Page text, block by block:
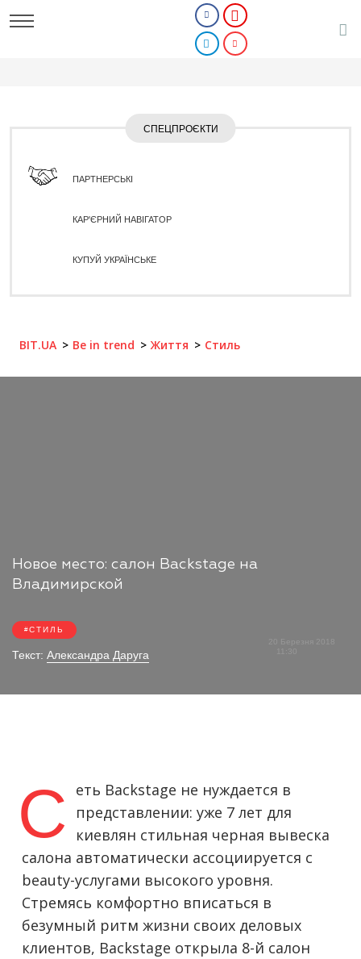
СПЕЦПРОЄКТИ
ПАРТНЕРСЬКІ
КАР'ЄРНИЙ НАВІГАТОР
КУПУЙ УКРАЇНСЬКЕ
BIT.UA Be in trend Життя Стиль
Новое место: салон Backstage на
Владимирской
СТИЛЬ
Текст: Александра Даруга
20 Березня 2018
С
еть Backstage не нуждается в
представлении: уже 7 лет для
киевлян стильная черная вывеска
салона автоматически ассоциируется с
beauty-услугами высокого уровня.
Стремясь комфортно вписаться в
безумный ритм жизни своих деловых
клиентов, Backstage открыла 8-й салон